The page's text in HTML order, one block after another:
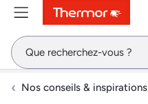
ContenuMenuRecherche
Nos conseils & inspirations